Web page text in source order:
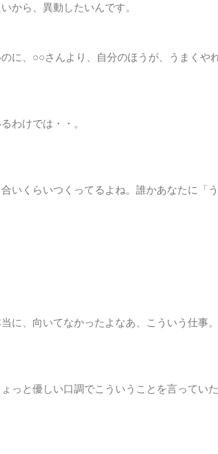
から、異動したいんです。
に、○○さんより、自分のほうが、うまくや
わけでは・・。
いくらいつくってるよね。誰かあなたに「
に、向いてなかったよなあ、こういう仕事。
っと優しい口調でこういうことを言ってい